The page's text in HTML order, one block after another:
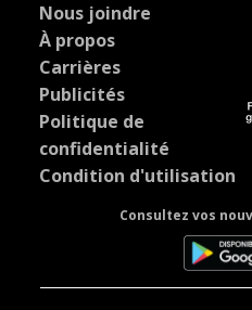
Nous joindre
À propos
Carrières
Publicités
Politique de
confidentialité
Condition d'utilisation
Consultez vos